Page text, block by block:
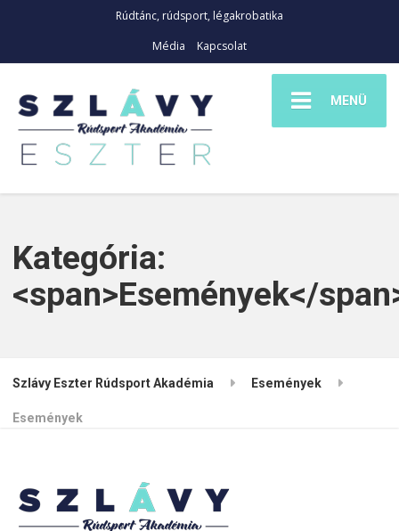
Rúdtánc, rúdsport, légakrobatika
Média
Kapcsolat
MENÜ
Kategória:
<span>Események</
Szlávy Eszter Rúdsport Akadémia Események
Események